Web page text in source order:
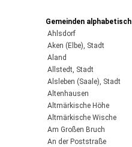
Gemeinden alphabetisch
Ahlsdorf
Aken (Elbe), Stadt
Aland
Allstedt, Stadt
Alsleben (Saale), Stadt
Altenhausen
Altmärkische Höhe
Altmärkische Wische
Am Großen Bruch
An der Poststraße